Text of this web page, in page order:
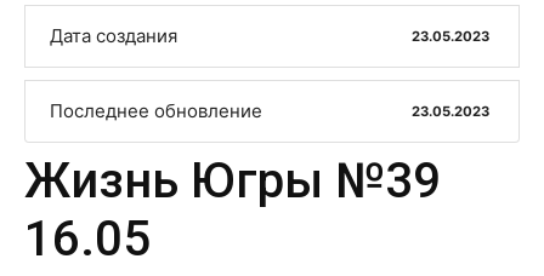
Дата создания 23.05.2023
Последнее обновление 23.05.2023
Жизнь Югры №39
16.05